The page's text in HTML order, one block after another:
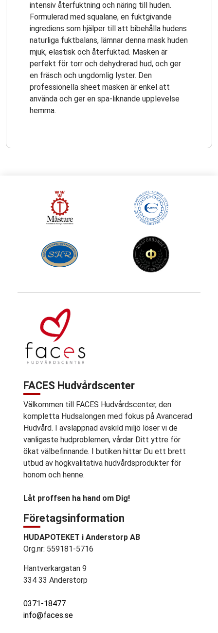
intensiv återfuktning och näring till huden.
Formulerad med squalane, en fuktgivande
ingrediens som hjälper till att bibehålla hudens
naturliga fuktbalans, lämnar denna mask huden
mjuk, elastisk och återfuktad. Masken är
perfekt för torr och dehydrerad hud, och ger
en fräsch och ungdomlig lyster. Den
professionella sheet masken är enkel att
använda och ger en spa-liknande upplevelse
hemma.
FACES Hudvårdscenter
Välkommen till FACES Hudvårdscenter, den
kompletta Hudsalongen med fokus på Avancerad
Hudvård. I avslappnad avskild miljö löser vi de
vanligaste hudproblemen, vårdar Ditt yttre för
ökat välbefinnande. I butiken hittar Du ett brett
utbud av högkvalitativa hudvårdsprodukter för
honom och henne.
Låt proffsen ha hand om Dig!
Företagsinformation
HUDAPOTEKET i Anderstorp AB
Org.nr: 559181-5716
Hantverkargatan 9
334 33 Anderstorp
0371-18477
info@faces.se